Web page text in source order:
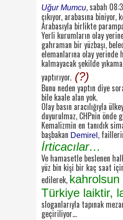
Uğur Mumcu, sabah
çıkıyor, arabasına
Arabasıyla birlikte
Yerli kurumların olay
gahraman bir yüzbaşı,
elemanlarına olay yerinde
kalmayacak şekilde
yaptırıyor. (?)
Bunu neden yaptın diye
bile kaale alan yok.
Olay basın aracılığıyla
duyurulmaz, CHPnin önde
Kemalizmin en tanıdık
başbakan Demirel ,
İrticacılar…
Ve hamasetle beslenen
yüz bin kişi bir kaç saat
edilerek, kahrolsun
Türkiye laiktir,
sloganlarıyla tapınak
geçiriliyor…